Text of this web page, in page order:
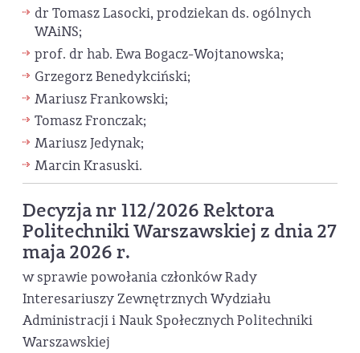
dr Tomasz Lasocki, prodziekan ds. ogólnych
WAiNS;
prof. dr hab. Ewa Bogacz-Wojtanowska;
Grzegorz Benedykciński;
Mariusz Frankowski;
Tomasz Fronczak;
Mariusz Jedynak;
Marcin Krasuski.
Decyzja nr 112/2026 Rektora
Politechniki Warszawskiej z dnia 27
maja 2026 r.
w sprawie powołania członków Rady
Interesariuszy Zewnętrznych Wydziału
Administracji i Nauk Społecznych Politechniki
Warszawskiej